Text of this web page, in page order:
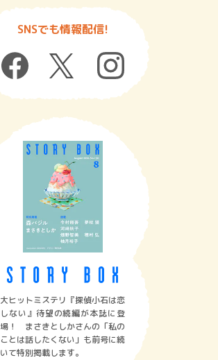
SNSでも情報配信!
大ヒットミステリ『探偵小石は恋
しない』待望の続編が本誌に登
場！ まさきとしかさんの「私の
ことは話したくない」も前号に続
いて特別掲載します。